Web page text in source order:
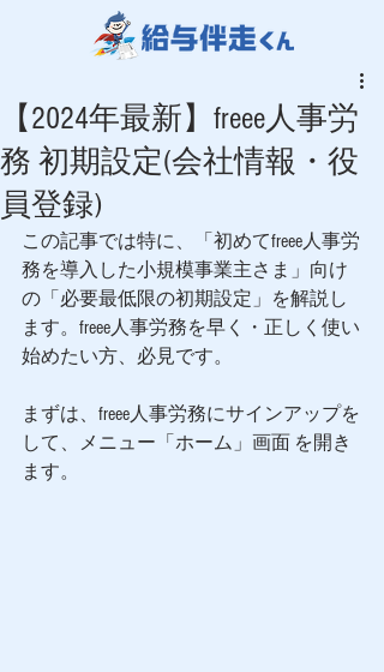
【2024年最新】freee人事労
務 初期設定(会社情報・役
員登録)
この記事では特に、「初めてfreee人事労
務を導入した小規模事業主さま」向け
の「必要最低限の初期設定」を解説し
ます。freee人事労務を早く・正しく使い
始めたい方、必見です。
まずは、freee人事労務にサインアップを
して、メニュー「ホーム」画面 を開き
ます。